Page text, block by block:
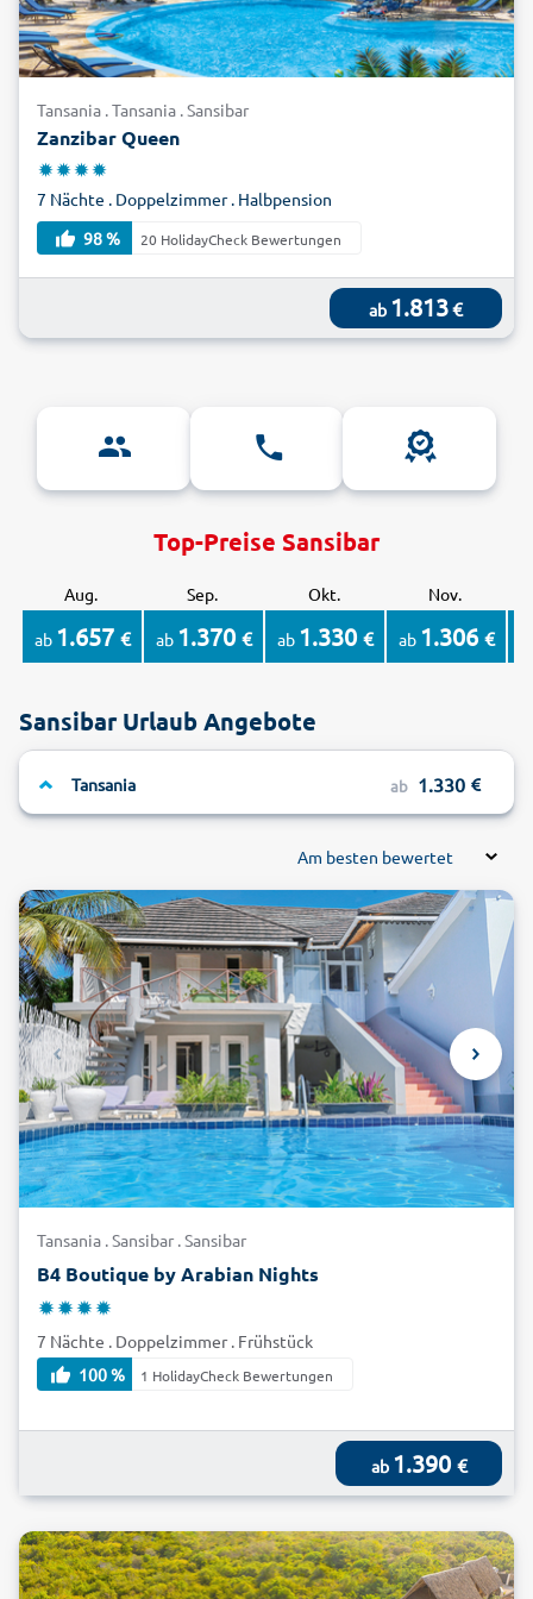
Tansania . Tansania . Sansibar
Zanzibar Queen
7 Nächte . Doppelzimmer . Halbpension
98 %
20 HolidayCheck Bewertungen
ab 1.813€
Top-Preise Sansibar
Aug. Sep. Okt. Nov.
ab 1.657 € ab 1.370 € ab 1.330 € ab 1.306 €
Sansibar Urlaub Angebote
Tansania ab 1.330
Am besten bewertet
Tansania . Sansibar . Sansibar
B4 Boutique by Arabian Nights
7 Nächte . Doppelzimmer . Frühstück
100 %
1 HolidayCheck Bewertungen
ab 1.390 €